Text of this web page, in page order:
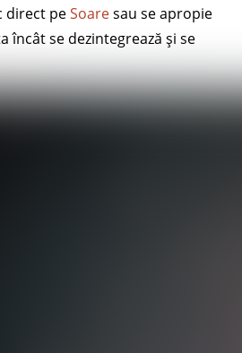
direct peSoaresau se apropie
încât se dezintegrează și se